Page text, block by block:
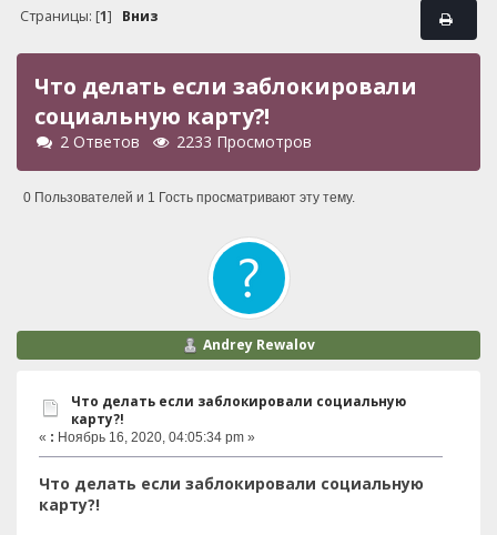
Страницы: [1] Вниз
Что делать если заблокировали
социальную карту?!
2 Ответов 2233 Просмотров
0 Пользователей и 1 Гость просматривают эту тему.
Andrey Rewalov
Что делать если заблокировали социальную
карту?!
« : Ноябрь 16, 2020, 04:05:34 pm »
Что делать если заблокировали социальную
карту?!